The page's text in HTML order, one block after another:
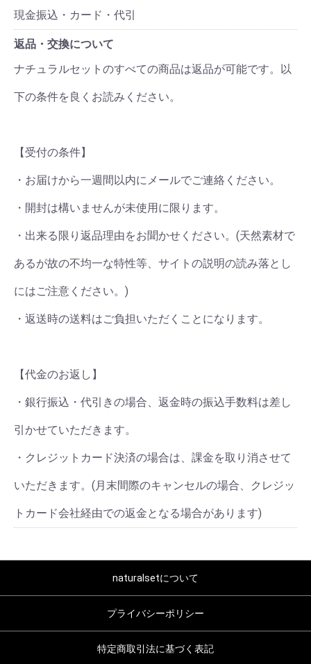
現金振込・カード・代引
返品・交換について
ナチュラルセットのすべての商品は返品が可能です。以
下の条件を良くお読みください。
【受付の条件】
・お届けから一週間以内にメールでご連絡ください。
・開封は構いませんが未使用に限ります。
・出来る限り返品理由をお聞かせください。(天然素材で
あるが故の不均一な特性等、サイトの説明の読み落とし
にはご注意ください。)
・返送時の送料はご負担いただくことになります。
【代金のお返し】
・銀行振込・代引きの場合、返金時の振込手数料は差し
引かせていただきます。
・クレジットカード決済の場合は、課金を取り消させて
いただきます。(月末間際のキャンセルの場合、クレジッ
トカード会社経由での返金となる場合があります)
naturalsetについて
プライバシーポリシー
特定商取引法に基づく表記